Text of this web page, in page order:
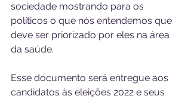
sociedade mostrando para os
políticos o que nós entendemos que
deve ser priorizado por eles na área
da saúde.
Esse documento será entregue aos
candidatos às eleições 2022 e seus